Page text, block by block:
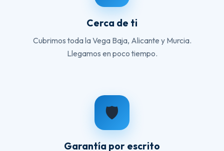
Cerca de ti
Cubrimos toda la Vega Baja, Alicante y Murcia.
Llegamos en poco tiempo.
🛡️
Garantía por escrito